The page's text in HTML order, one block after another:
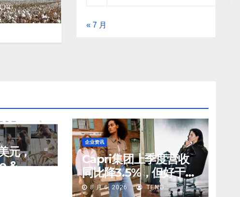
« 7 月
元，
&
企业资讯
Capri集团上季度营收
同比降3.5%，但好于预
期；Michael Kors 在
8 月 6, 2026 TENG